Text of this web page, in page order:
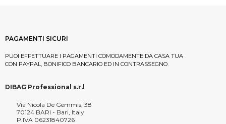
PAGAMENTI SICURI
PUOI EFFETTUARE I PAGAMENTI COMODAMENTE DA CASA TUA
CON PAYPAL, BONIFICO BANCARIO ED IN CONTRASSEGNO.
DIBAG Professional s.r.l
Via Nicola De Gemmis, 38
70124 BARI - Bari, Italy
P.IVA 06231840726